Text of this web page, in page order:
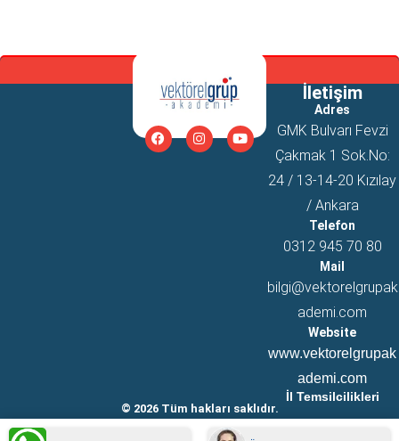
İletişim
Adres
GMK Bulvarı Fevzi
Çakmak 1 Sok.No:
24 / 13-14-20 Kızılay
/ Ankara
Telefon
0312 945 70 80
Mail
bilgi@vektorelgrupak
ademi.com
Website
www.vektorelgrupak
ademi.com
İl Temsilcilikleri
© 2026 Tüm hakları saklıdır.